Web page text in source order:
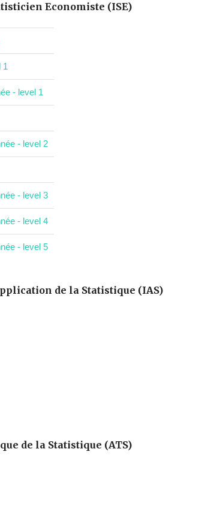
Economiste (ISE)
1
- level 1
- level 2
- level 3
- level 4
- level 5
de la Statistique (IAS)
de la Statistique (ATS)